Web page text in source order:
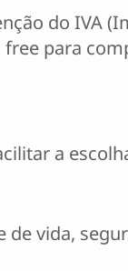
do IVA
para
a
vida,